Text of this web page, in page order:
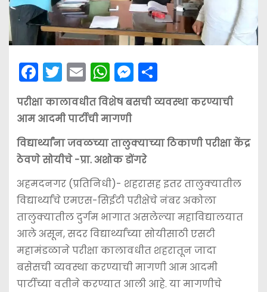
F
a
c
e
b
o
o
k
T
w
itt
er
E
m
ai
l
W
h
a
ts
A
p
p
M
e
s
e
n
g
er
S
h
ar
परीक्षा कालावधीत विशेष बसची व्यवस्था करण्याची
आम आदमी पार्टीची मागणी
विद्यार्थ्यांना जवळच्या तालुक्याच्या ठिकाणी परीक्षा केंद्र
ठेवणे सोयीचे -प्रा. अशोक डोंगरे
अहमदनगर (प्रतिनिधी)- शहरासह इतर तालुक्यातील
विद्यार्थ्यांचे एमएस-सिईटी परीक्षेचे नंबर अकोला
तालुक्यातील दुर्गम भागात असलेल्या महाविद्यालयात
आले असून, सदर विद्यार्थ्यांच्या सोयीसाठी एसटी
महामंडळाने परीक्षा कालावधीत शहरातून जादा
बसेसची व्यवस्था करण्याची मागणी आम आदमी
पार्टीच्या वतीने करण्यात आली आहे. या मागणीचे